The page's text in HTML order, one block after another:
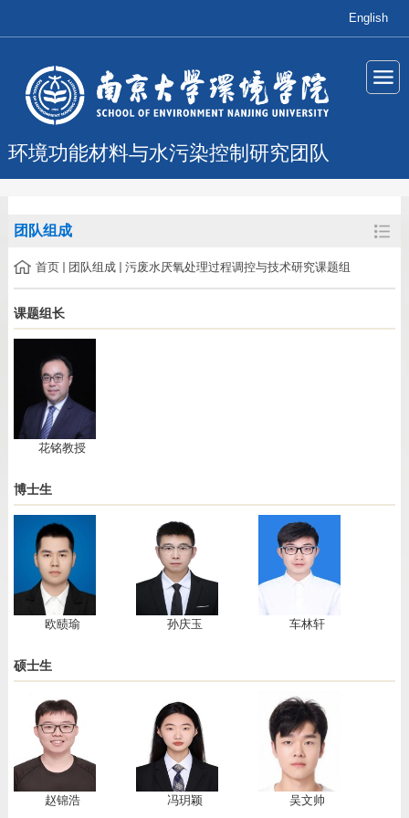
English
环境功能材料与水污染控制研究团队
团队组成
首页 团队组成 污废水厌氧处理过程调控与技术研究课题组
课题组长
花铭教授
博士生
欧赜瑜 孙庆玉 ​车林轩
硕士生
赵锦浩 冯玥颖 吴文帅